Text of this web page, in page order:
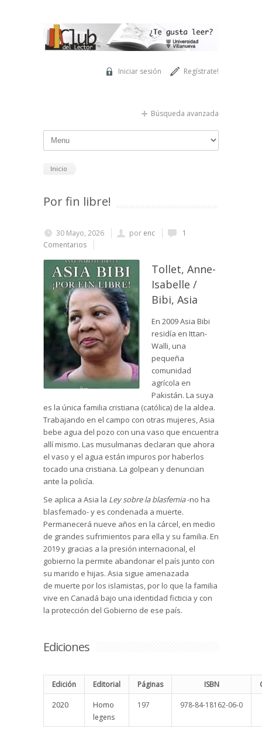
Regístrate!
Iniciar sesión
Búsqueda avanzada
Inicio
Por fin libre!
30 Mayo, 2026 por enc
1
Comentarios
Tollet, Anne-
Isabelle /
Bibi, Asia
En 2009 Asia Bibi
residía en Ittan-
Walli, una
pequeña
comunidad
agrícola en
Pakistán. La suya
es la única familia cristiana (católica) de la aldea.
Trabajando en el campo con otras mujeres, Asia
bebe agua del pozo con una vaso que encuentra
allí mismo. Las musulmanas declaran que ahora
el vaso y el agua están impuros por haberlos
tocado una cristiana. La golpean y denuncian
ante la policía.
Se aplica a Asia la Ley sobre la blasfemia-no ha
blasfemado- y es condenada a muerte.
Permanecerá nueve años en la cárcel, en medio
de grandes sufrimientos para ella y su familia. En
2019 y gracias a la presión internacional, el
gobierno la permite abandonar el país junto con
su marido e hijas. Asia sigue amenazada
de muerte por los islamistas, por lo que la familia
vive en Canadá bajo una identidad ficticia y con
la protección del Gobierno de ese país.
Ediciones
Edición Editorial Páginas ISBN
2020
Homo
legens
197 978-84-18162-06-0